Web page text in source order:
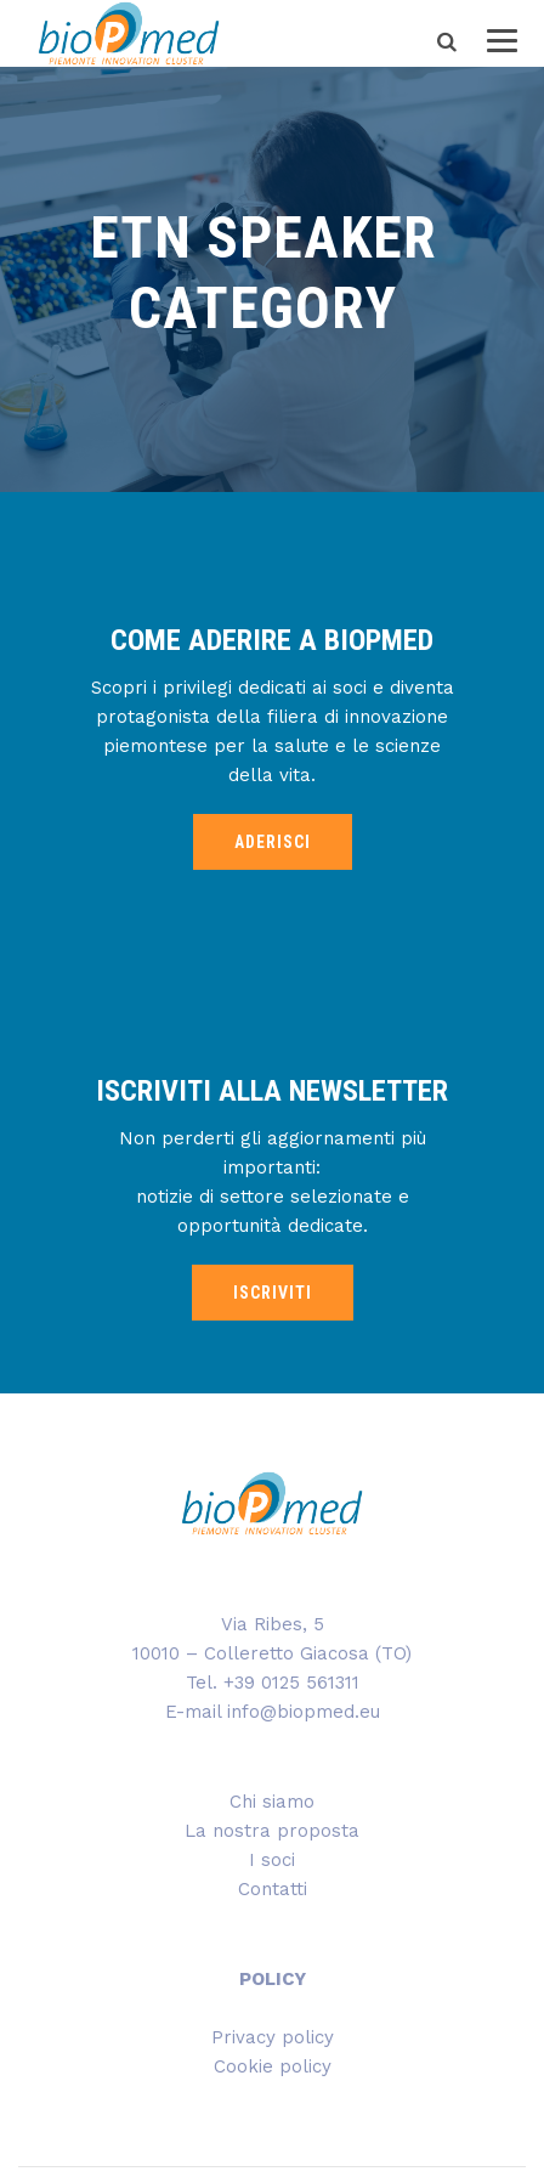
ETN SPEAKER
CATEGORY
COME ADERIRE A BIOPMED
Scopri i privilegi dedicati ai soci e diventa
protagonista della filiera di innovazione
piemontese per la salute e le scienze
della vita.
ADERISCI
ISCRIVITI ALLA NEWSLETTER
Non perderti gli aggiornamenti più
importanti:
notizie di settore selezionate e
opportunità dedicate.
ISCRIVITI
Via Ribes, 5
10010 – Colleretto Giacosa (TO)
Tel. +39 0125 561311
E-mail info@biopmed.eu
Chi siamo
La nostra proposta
I soci
Contatti
POLICY
Privacy policy
Cookie policy